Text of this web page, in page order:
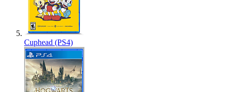
Cuphead (PS4)